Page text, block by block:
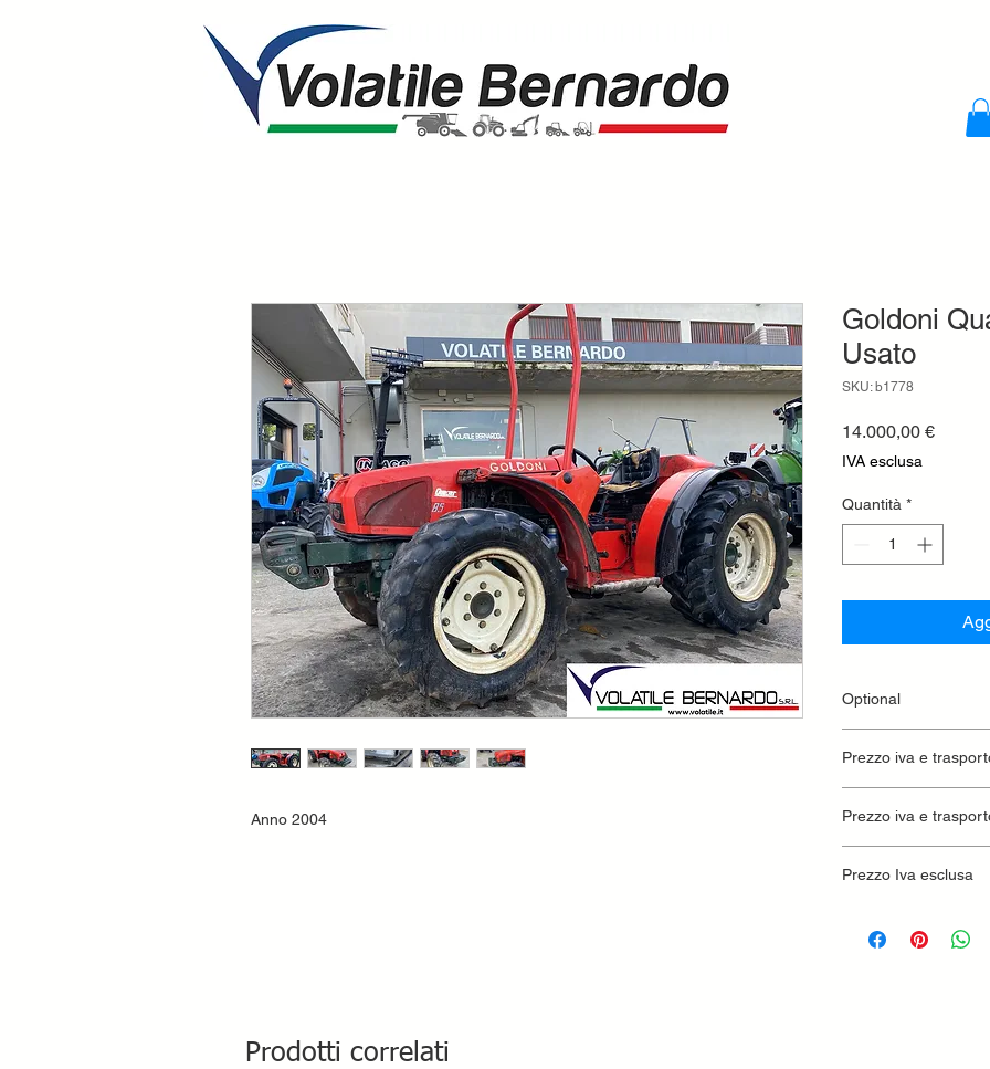
Anno 2004
Goldoni
Usato
SKU: b1778
14.000,00 €Prezzo
IVA esclusa
Quantità *
Optional
Prezzo iva e
Prezzo iva e
Prezzo Iva esclusa
Prodotti correlati